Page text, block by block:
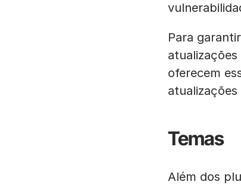
Para
oferecem
Temas
Além dos